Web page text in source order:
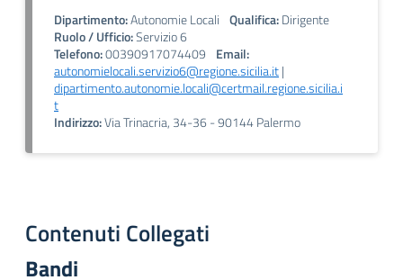
Dipartimento:Autonomie Locali Qualifica:Dirigente
Ruolo / Ufficio:Servizio 6
Telefono:00390917074409 Email:
autonomielocali.servizio6@regione.sicilia.it|
dipartimento.autonomie.locali@certmail.regione.sicilia.i
t
Indirizzo:Via Trinacria, 34-36 - 90144 Palermo
Contenuti Collegati
Bandi